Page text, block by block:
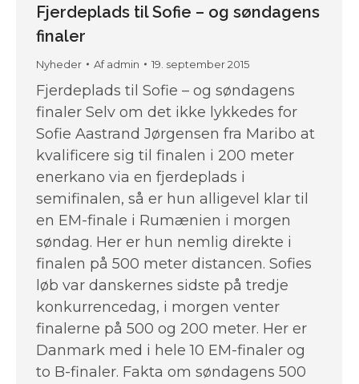
Fjerdeplads til Sofie – og søndagens
finaler
Nyheder Afadmin 19. september 2015
Fjerdeplads til Sofie – og søndagens
finaler Selv om det ikke lykkedes for
Sofie Aastrand Jørgensen fra Maribo at
kvalificere sig til finalen i 200 meter
enerkano via en fjerdeplads i
semifinalen, så er hun alligevel klar til
en EM-finale i Rumænien i morgen
søndag. Her er hun nemlig direkte i
finalen på 500 meter distancen. Sofies
løb var danskernes sidste på tredje
konkurrencedag, i morgen venter
finalerne på 500 og 200 meter. Her er
Danmark med i hele 10 EM-finaler og
to B-finaler. Fakta om søndagens 500